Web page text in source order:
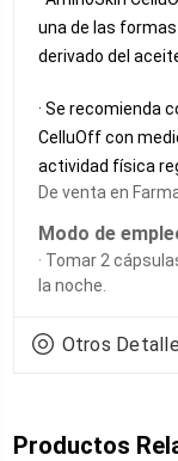
una de las
derivado del
· Se recomienda
CelluOff con
actividad física
De venta en
Modo de
· Tomar 2
la noche.
Otros
Productos